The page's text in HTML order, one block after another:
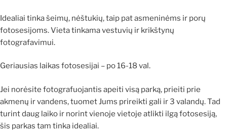
Idealiai tinka šeimų, nėštukių, taip pat asmeninėms ir porų
fotosesijoms. Vieta tinkama vestuvių ir krikštynų
fotografavimui.
Geriausias laikas fotosesijai – po 16-18 val.
Jei norėsite fotografuojantis apeiti visą parką, prieiti prie
akmenų ir vandens, tuomet Jums prireikti gali ir 3 valandų. Tad
turint daug laiko ir norint vienoje vietoje atlikti ilgą fotosesiją,
šis parkas tam tinka idealiai.